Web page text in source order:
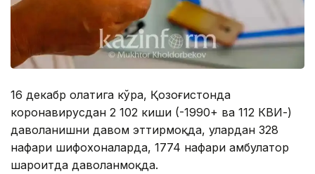
16 декабр ҳолатига кўра, Қозоғистонда
коронавирусдан 2 102 киши (-1990+ ва 112 КВИ-)
даволанишни давом эттирмоқда, улардан 328
нафари шифохоналарда, 1774 нафари амбулатор
шароитда даволанмоқда.